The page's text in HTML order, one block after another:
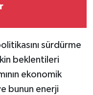
sürdürme
beklentileri
ekonomik
bunun enerji